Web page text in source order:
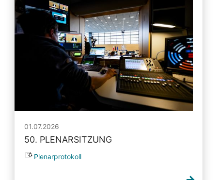
01.07.2026
50. PLENARSITZUNG
Plenarprotokoll